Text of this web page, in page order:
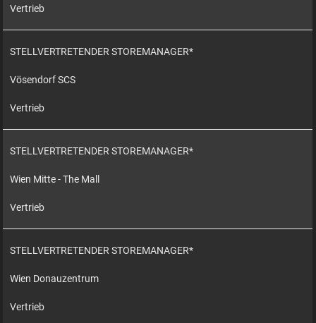
Vertrieb
STELLVERTRETENDER STOREMANAGER*
Vösendorf SCS
Vertrieb
STELLVERTRETENDER STOREMANAGER*
Wien Mitte - The Mall
Vertrieb
STELLVERTRETENDER STOREMANAGER*
Wien Donauzentrum
Vertrieb